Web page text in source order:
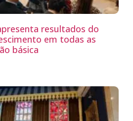
resultados do
em todas as
básica